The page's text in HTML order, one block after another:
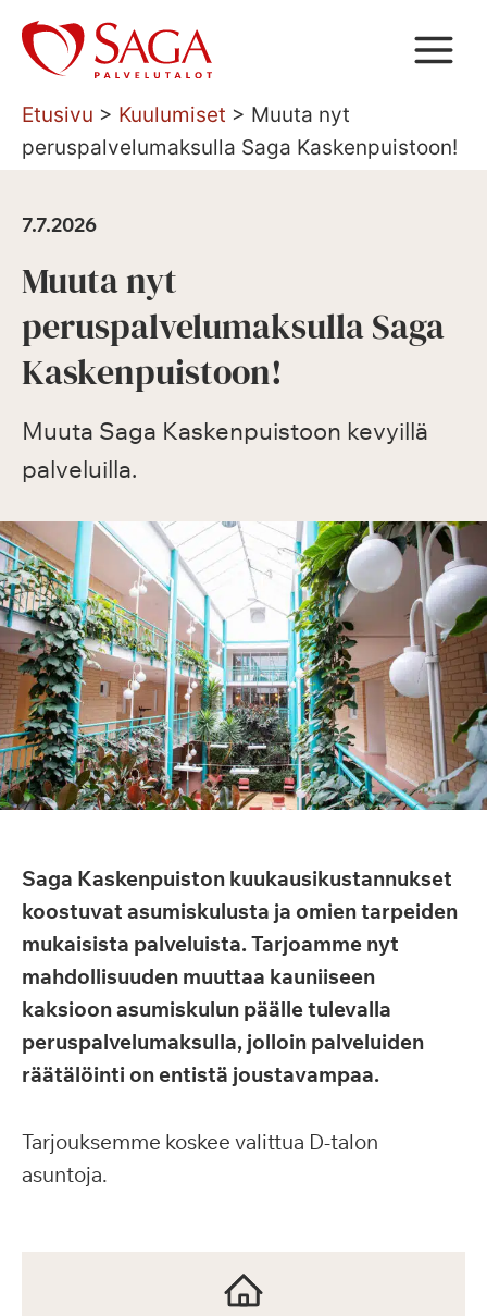
Siirry
sisältöön
Etusivu > Kuulumiset > Muuta nyt
peruspalvelumaksulla Saga Kaskenpuistoon!
7.7.2026
Muuta nyt
peruspalvelumaksulla Saga
Kaskenpuistoon!
Muuta Saga Kaskenpuistoon kevyillä
palveluilla.
Saga Kaskenpuiston kuukausikustannukset
koostuvat asumiskulusta ja omien tarpeiden
mukaisista palveluista. Tarjoamme nyt
mahdollisuuden muuttaa kauniiseen
kaksioon asumiskulun päälle tulevalla
peruspalvelumaksulla, jolloin palveluiden
räätälöinti on entistä joustavampaa.
Tarjouksemme koskee valittua D-talon
asuntoja.